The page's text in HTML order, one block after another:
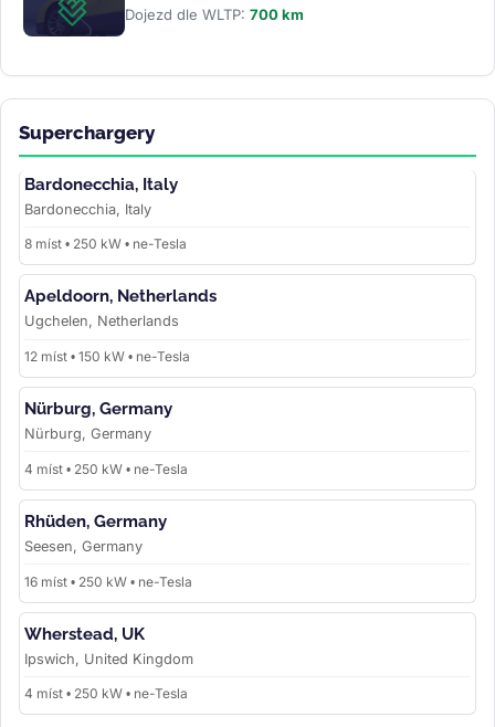
Dojezd dle WLTP: 700 km
Superchargery
Bardonecchia, Italy
Bardonecchia, Italy
8 míst • 250 kW • ne-Tesla
Apeldoorn, Netherlands
Ugchelen, Netherlands
12 míst • 150 kW • ne-Tesla
Nürburg, Germany
Nürburg, Germany
4 míst • 250 kW • ne-Tesla
Rhüden, Germany
Seesen, Germany
16 míst • 250 kW • ne-Tesla
Wherstead, UK
Ipswich, United Kingdom
4 míst • 250 kW • ne-Tesla